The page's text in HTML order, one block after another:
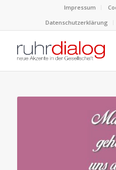
Impressum
Datenschutzerklärung